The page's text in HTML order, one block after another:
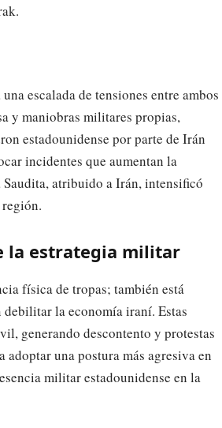
escalada de tensiones entre ambos
y maniobras militares propias,
estadounidense por parte de Irán
incidentes que aumentan la
atribuido a Irán, intensificó
la estrategia militar
física de tropas; también está
debilitar la economía iraní. Estas
generando descontento y protestas
una postura más agresiva en
militar estadounidense en la